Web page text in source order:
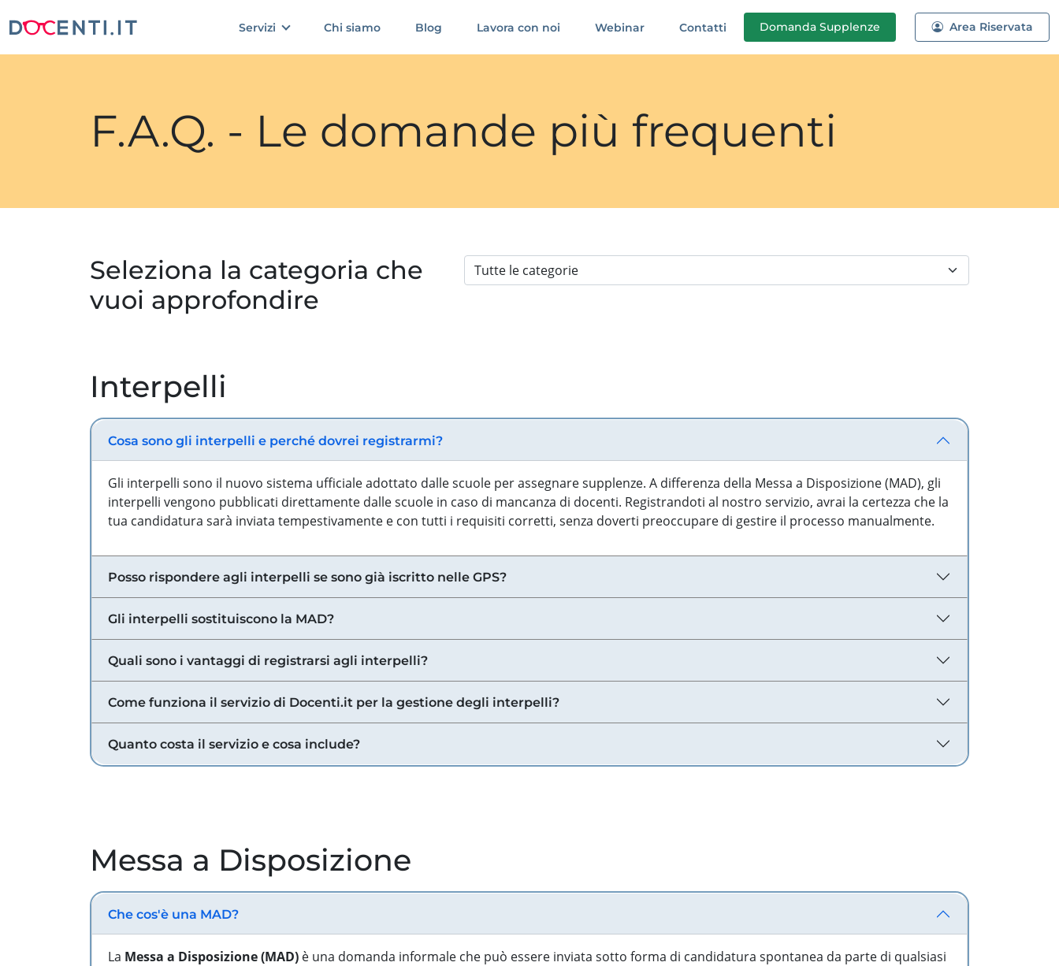
Servizi Chi siamo Blog Lavora con noi Webinar Contatti Domanda Supplenze Area Riservata
F.A.Q. - Le domande più frequenti
Seleziona la categoria che
vuoi approfondire
Interpelli
Cosa sono gli interpelli e perché dovrei registrarmi?
Gli interpelli sono il nuovo sistema ufficiale adottato dalle scuole per assegnare supplenze. A differenza della Messa a Disposizione (MAD), gli
interpelli vengono pubblicati direttamente dalle scuole in caso di mancanza di docenti. Registrandoti al nostro servizio, avrai la certezza che la
tua candidatura sarà inviata tempestivamente e con tutti i requisiti corretti, senza doverti preoccupare di gestire il processo manualmente.
Posso rispondere agli interpelli se sono già iscritto nelle GPS?
Gli interpelli sostituiscono la MAD?
Quali sono i vantaggi di registrarsi agli interpelli?
Come funziona il servizio di Docenti.it per la gestione degli interpelli?
Quanto costa il servizio e cosa include?
Messa a Disposizione
Che cos'è una MAD?
La Messa a Disposizione (MAD) è una domanda informale che può essere inviata sotto forma di candidatura spontanea da parte di qualsiasi